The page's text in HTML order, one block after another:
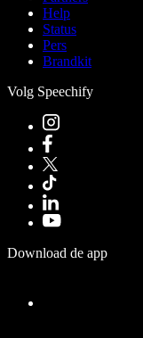
Help
Status
Pers
Brandkit
Volg Speechify
Download de app